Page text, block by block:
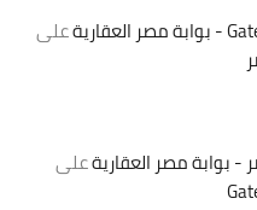
على
بوابة مصر العقاريةعلى